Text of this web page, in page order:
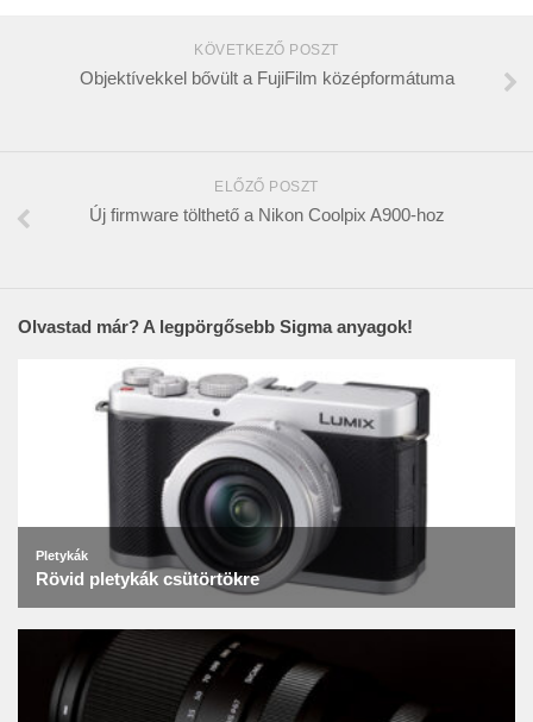
KÖVETKEZŐ POSZT
Objektívekkel bővült a FujiFilm középformátuma
ELŐZŐ POSZT
Új firmware tölthető a Nikon Coolpix A900-hoz
Olvastad már? A legpörgősebb Sigma anyagok!